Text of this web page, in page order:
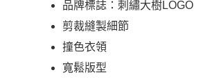
４．使用「AFTEE先享後付」時，將依據個別帳號
時審查核予不同之上限額度；若仍有額度不足之情
請求用戶進行身份認證。
恩沛科技股份有限公司將有權停止該用戶之使用額
每筆NT$130，滿NT$2,000(含以上)免運費
品牌標誌：刺繡大樹LOGO
剪裁縫製細節
撞色衣領
寬鬆版型